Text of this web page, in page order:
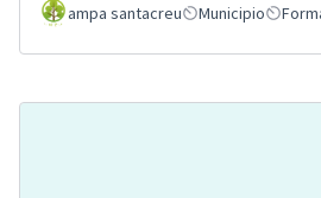
ampa santacreu Municipio